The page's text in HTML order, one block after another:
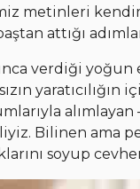
metinleri
attığı
verdiği
Bilinen ama
soyup